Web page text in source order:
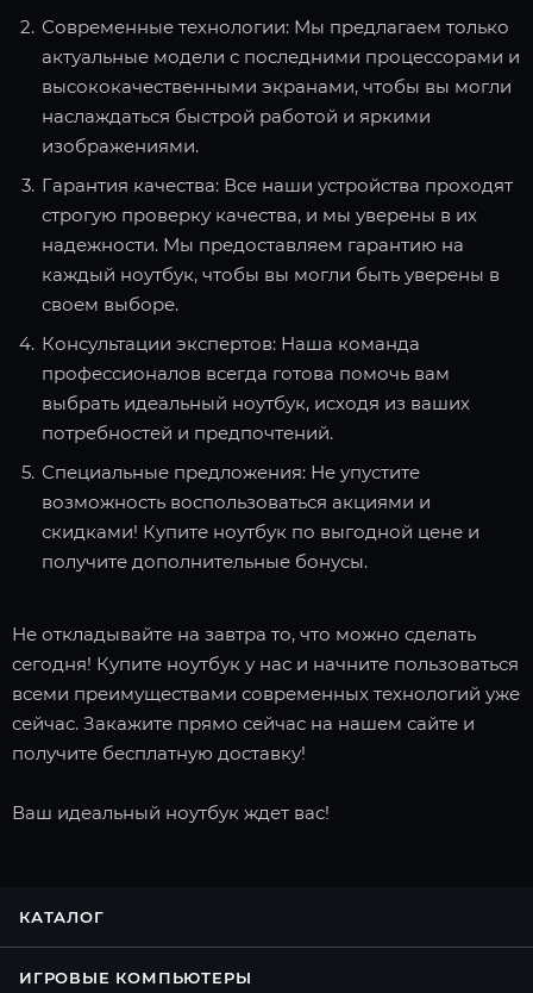
Современные технологии: Мы предлагаем только
актуальные модели с последними процессорами и
высококачественными экранами, чтобы вы могли
наслаждаться быстрой работой и яркими
изображениями.
Гарантия качества: Все наши устройства проходят
строгую проверку качества, и мы уверены в их
надежности. Мы предоставляем гарантию на
каждый ноутбук, чтобы вы могли быть уверены в
своем выборе.
Консультации экспертов: Наша команда
профессионалов всегда готова помочь вам
выбрать идеальный ноутбук, исходя из ваших
потребностей и предпочтений.
Специальные предложения: Не упустите
возможность воспользоваться акциями и
скидками! Купите ноутбук по выгодной цене и
получите дополнительные бонусы.
Не откладывайте на завтра то, что можно сделать
сегодня! Купите ноутбук у нас и начните пользоваться
всеми преимуществами современных технологий уже
сейчас. Закажите прямо сейчас на нашем сайте и
получите бесплатную доставку!
Ваш идеальный ноутбук ждет вас!
КАТАЛОГ
ИГРОВЫЕ КОМПЬЮТЕРЫ